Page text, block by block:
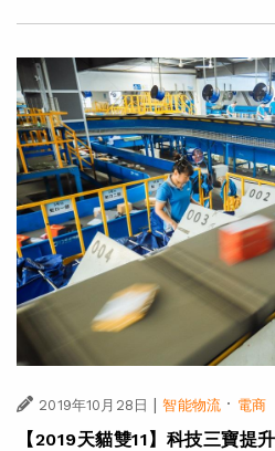
2019年10月28日 | 智能物流 · 電商
【2019天貓雙11】科技三寶提